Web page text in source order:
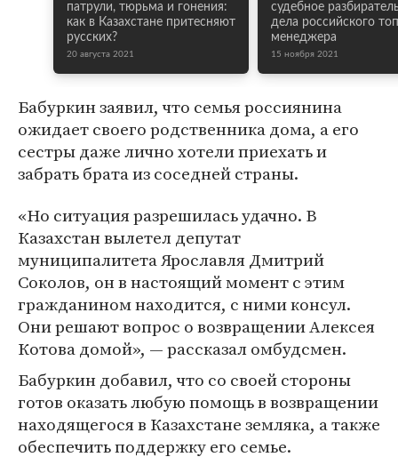
патрули, тюрьма и гонения:
как в Казахстане притесняют
русских?
20 августа 2021
судебное
дела российского
менеджера
15 ноября 2021
Бабуркин заявил, что семья россиянина
ожидает своего родственника дома, а его
сестры даже лично хотели приехать и
забрать брата из соседней страны.
«Но ситуация разрешилась удачно. В
Казахстан вылетел депутат
муниципалитета Ярославля Дмитрий
Соколов, он в настоящий момент с этим
гражданином находится, с ними консул.
Они решают вопрос о возвращении Алексея
Котова домой», — рассказал омбудсмен.
Бабуркин добавил, что со своей стороны
готов оказать любую помощь в возвращении
находящегося в Казахстане земляка, а также
обеспечить поддержку его семье.